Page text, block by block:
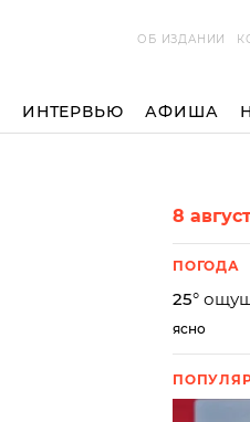
ОБ ИЗДАНИИ
ИНТЕРВЬЮ АФИША
8
ПОГОДА
25°
ясно